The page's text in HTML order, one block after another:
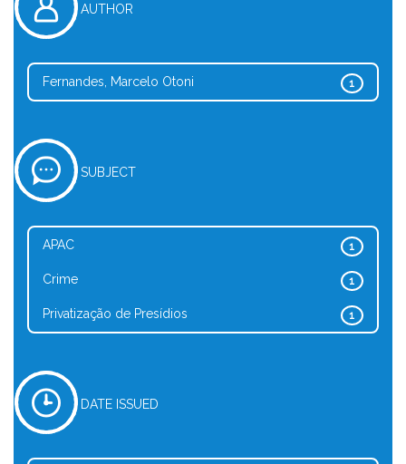
AUTHOR
1
Fernandes, Marcelo Otoni
SUBJECT
1
APAC
1
Crime
1
Privatização de Presídios
DATE ISSUED